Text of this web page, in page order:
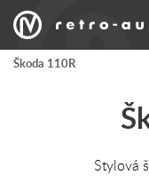
Škoda 110R
Stylová